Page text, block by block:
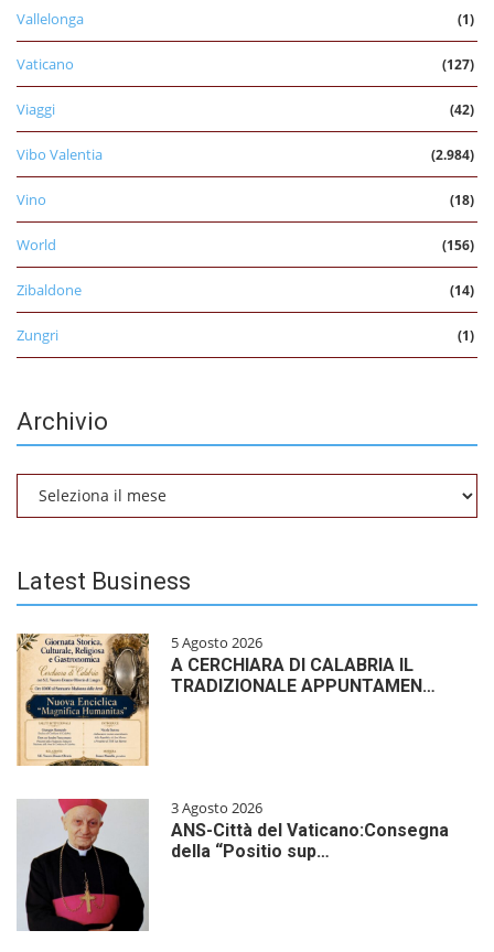
Vallelonga (1)
Vaticano (127)
Viaggi (42)
Vibo Valentia (2.984)
Vino (18)
World (156)
Zibaldone (14)
Zungri (1)
Archivio
Archivio
Latest Business
5 Agosto 2026
A CERCHIARA DI CALABRIA IL
TRADIZIONALE APPUNTAMEN…
3 Agosto 2026
ANS-Città del Vaticano:Consegna
della “Positio sup…